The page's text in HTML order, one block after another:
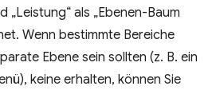
„Leistung“ als „Ebenen-Baum
Wenn bestimmte Bereiche
Ebene sein sollten (z. B. ein
keine erhalten, können Sie